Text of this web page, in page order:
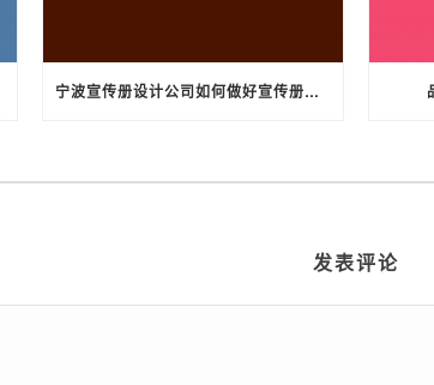
宁波宣传册设计公司如何做好宣传册设计
发表评论